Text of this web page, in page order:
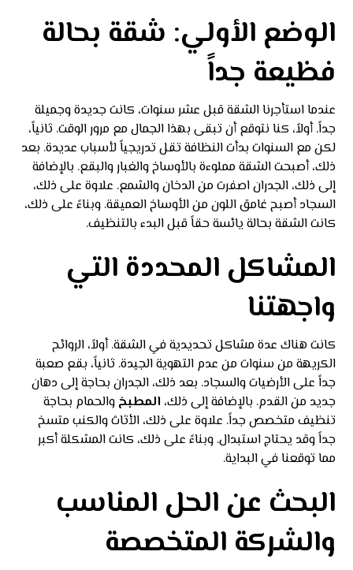
الوضع الأولي: شقة بحالة
فظيعة جداً
عندما استأجرنا الشقة قبل عشر سنوات، كانت جديدة وجميلة
جداً. أولاً، كنا نتوقع أن تبقى بهذا الجمال مع مرور الوقت. ثانياً،
لكن مع السنوات بدأت النظافة تقل تدريجياً لأسباب عديدة. بعد
ذلك، أصبحت الشقة مملوءة بالأوساخ والغبار والبقع. بالإضافة
إلى ذلك، الجدران اصفرت من الدخان والشمع. علاوة على ذلك،
السجاد أصبح غامق اللون من الأوساخ العميقة. وبناءً على ذلك،
كانت الشقة بحالة يائسة حقاً قبل البدء بالتنظيف.
المشاكل المحددة التي
واجهتنا
كانت هناك عدة مشاكل تحديدية في الشقة. أولاً، الروائح
الكريهة من سنوات من عدم التهوية الجيدة. ثانياً، بقع صعبة
جداً على الأرضيات والسجاد. بعد ذلك، الجدران بحاجة إلى دهان
جديد من القدم. بالإضافة إلى ذلك، المطبخ والحمام بحاجة
تنظيف متخصص جداً. علاوة على ذلك، الأثاث والكنب متسخ
جداً وقد يحتاج استبدال. وبناءً على ذلك، كانت المشكلة أكبر
مما توقعنا في البداية.
البحث عن الحل المناسب
والشركة المتخصصة